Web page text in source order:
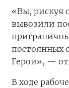
«Вы, рискуя
вывозили
постоянных
Герои», —
В ходе